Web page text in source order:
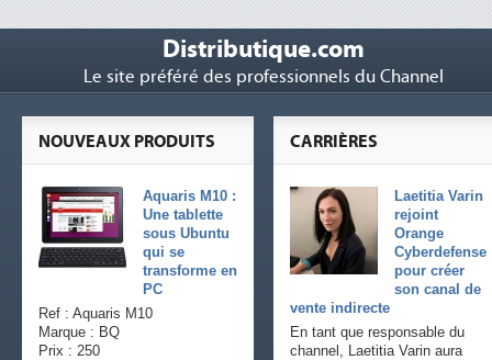
Distributique.com
Le site préféré des professionnels du Channel
CARRIÈRES
Laetitia Varin
rejoint
Orange
Cyberdefense
pour créer
son canal de
vente indirecte
En tant que responsable du
channel, Laetitia Varin aura
NOUVEAUX PRODUITS
Aquaris M10 :
Une tablette
sous Ubuntu
qui se
transforme en
PC
Ref : Aquaris M10
Marque : BQ
Prix : 250